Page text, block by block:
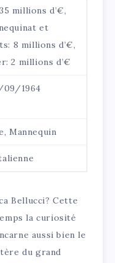
millions d’€,
et
8 millions d’€,
2 millions d’€
09/1964
Mannequin
Bellucci? Cette
la curiosité
aussi bien le
du grand